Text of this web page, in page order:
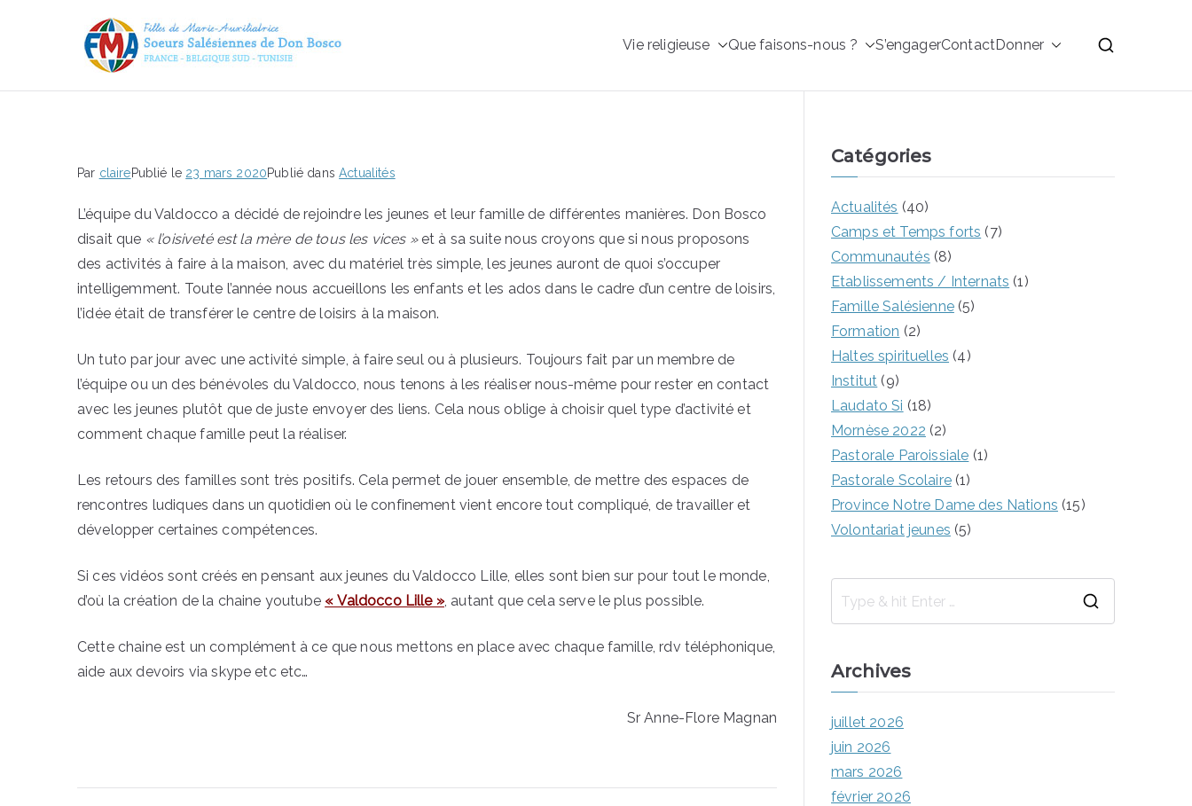
Vie religieuse Que faisons-nous ? S’engagerContactDonner
Par clairePublié le 23 mars 2020Publié dansActualités
L’équipe du Valdocco a décidé de rejoindre les jeunes et leur famille de différentes manières. Don Bosco
disait que « l’oisiveté est la mère de tous les vices »et à sa suite nous croyons que si nous proposons
des activités à faire à la maison, avec du matériel très simple, les jeunes auront de quoi s’occuper
intelligemment. Toute l’année nous accueillons les enfants et les ados dans le cadre d’un centre de loisirs,
l’idée était de transférer le centre de loisirs à la maison.
Un tuto par jour avec une activité simple, à faire seul ou à plusieurs. Toujours fait par un membre de
l’équipe ou un des bénévoles du Valdocco, nous tenons à les réaliser nous-même pour rester en contact
avec les jeunes plutôt que de juste envoyer des liens. Cela nous oblige à choisir quel type d’activité et
comment chaque famille peut la réaliser.
Les retours des familles sont très positifs. Cela permet de jouer ensemble, de mettre des espaces de
rencontres ludiques dans un quotidien où le confinement vient encore tout compliqué, de travailler et
développer certaines compétences.
Si ces vidéos sont créés en pensant aux jeunes du Valdocco Lille, elles sont bien sur pour tout le monde,
d’où la création de la chaine youtube « Valdocco Lille », autant que cela serve le plus possible.
Cette chaine est un complément à ce que nous mettons en place avec chaque famille, rdv téléphonique,
aide aux devoirs via skype etc etc…
Sr Anne-Flore Magnan
Catégories
Actualités (40)
Camps et Temps forts (7)
Communautés (8)
Etablissements / Internats (1)
Famille Salésienne(5)
Formation (2)
Haltes spirituelles (4)
Institut (9)
Laudato Si (18)
Mornèse 2022 (2)
Pastorale Paroissiale (1)
Pastorale Scolaire(1)
Province Notre Dame des Nations (15)
Volontariat jeunes (5)
Archives
juillet 2026
juin 2026
mars 2026
février 2026